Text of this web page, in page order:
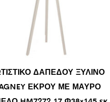
ΔΑΠΕΔΟΥ ΞΥΛΙΝΟ
ΕΚΡΟΥ ΜΕ ΜΑΥΡΟ